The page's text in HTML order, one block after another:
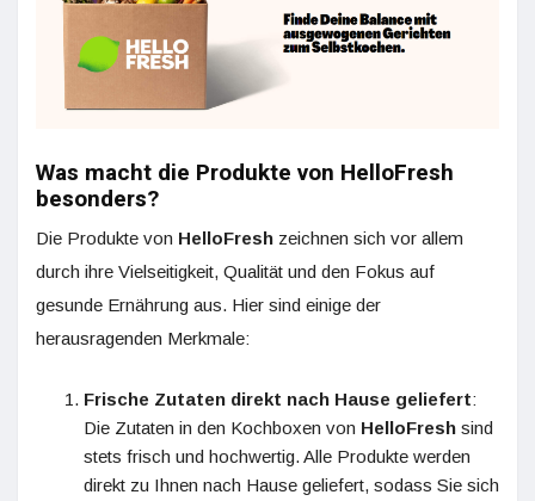
Was macht die Produkte von HelloFresh
besonders?
Die Produkte von HelloFresh zeichnen sich vor allem
durch ihre Vielseitigkeit, Qualität und den Fokus auf
gesunde Ernährung aus. Hier sind einige der
herausragenden Merkmale:
Frische Zutaten direkt nach Hause geliefert:
Die Zutaten in den Kochboxen von HelloFresh sind
stets frisch und hochwertig. Alle Produkte werden
direkt zu Ihnen nach Hause geliefert, sodass Sie sich